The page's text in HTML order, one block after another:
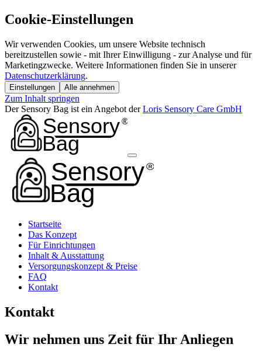
Cookie-Einstellungen
Wir verwenden Cookies, um unsere Website technisch
bereitzustellen sowie - mit Ihrer Einwilligung - zur Analyse und für
Marketingzwecke. Weitere Informationen finden Sie in unserer
Datenschutzerklärung.
Einstellungen Alle annehmen
Zum Inhalt springen
Der Sensory Bag ist ein Angebot der Loris Sensory Care GmbH
Startseite
Das Konzept
Für Einrichtungen
Inhalt & Ausstattung
Versorgungskonzept & Preise
FAQ
Kontakt
Kontakt
Wir nehmen uns Zeit für Ihr Anliegen